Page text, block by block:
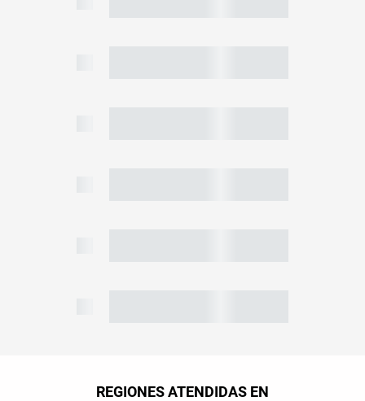
REGIONES ATENDIDAS EN